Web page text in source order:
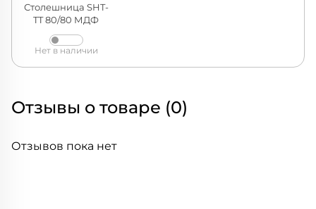
Столешница SHT-
TT 80/80 МДФ
Нет в наличии
Отзывы о товаре (0)
Отзывов пока нет